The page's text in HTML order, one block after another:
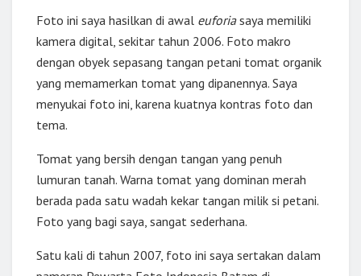
Foto ini saya hasilkan di awal euforiasaya memiliki
kamera digital, sekitar tahun 2006. Foto makro
dengan obyek sepasang tangan petani tomat organik
yang memamerkan tomat yang dipanennya. Saya
menyukai foto ini, karena kuatnya kontras foto dan
tema.
Tomat yang bersih dengan tangan yang penuh
lumuran tanah. Warna tomat yang dominan merah
berada pada satu wadah kekar tangan milik si petani.
Foto yang bagi saya, sangat sederhana.
Satu kali di tahun 2007, foto ini saya sertakan dalam